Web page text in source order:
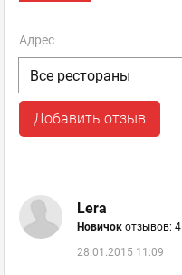
Адрес
Добавить отзыв
Lera
Новичок отзывов: 4
28.01.2015 11:09